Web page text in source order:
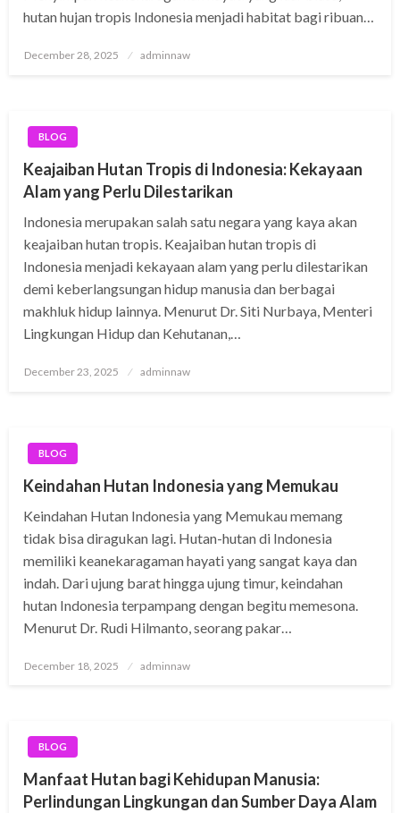
hutan hujan tropis Indonesia menjadi habitat bagi ribuan…
Posted
December 28, 2025 adminnaw
BLOG
Keajaiban Hutan Tropis di Indonesia: Kekayaan
Alam yang Perlu Dilestarikan
Indonesia merupakan salah satu negara yang kaya akan
keajaiban hutan tropis. Keajaiban hutan tropis di
Indonesia menjadi kekayaan alam yang perlu dilestarikan
demi keberlangsungan hidup manusia dan berbagai
makhluk hidup lainnya. Menurut Dr. Siti Nurbaya, Menteri
Lingkungan Hidup dan Kehutanan,…
Posted
December 23, 2025 adminnaw
BLOG
Keindahan Hutan Indonesia yang Memukau
Keindahan Hutan Indonesia yang Memukau memang
tidak bisa diragukan lagi. Hutan-hutan di Indonesia
memiliki keanekaragaman hayati yang sangat kaya dan
indah. Dari ujung barat hingga ujung timur, keindahan
hutan Indonesia terpampang dengan begitu memesona.
Menurut Dr. Rudi Hilmanto, seorang pakar…
Posted
December 18, 2025 adminnaw
BLOG
Manfaat Hutan bagi Kehidupan Manusia:
Perlindungan Lingkungan dan Sumber Daya Alam